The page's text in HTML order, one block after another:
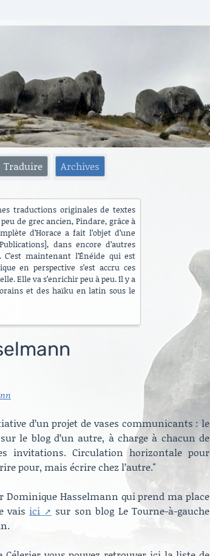
Traduire Archives
traductions originales de textes
de grec ancien, Pindare, grâce à
d’Horace a fait l’objet d’une
dans encore d’autres
maintenant l’Énéide qui est
en perspective s’est accru ces
Elle va s’enrichir peu à peu. Il y a
et des haïku en latin sous le
d’un projet de vases communicants : le
le blog d’un autre, à charge à chacun de
invitations. Circulation horizontale pour
pour, mais écrire chez l’autre."
Dominique Hasselmann qui prend ma place
vais ici
sur son blog Le Tourne-à-gauche